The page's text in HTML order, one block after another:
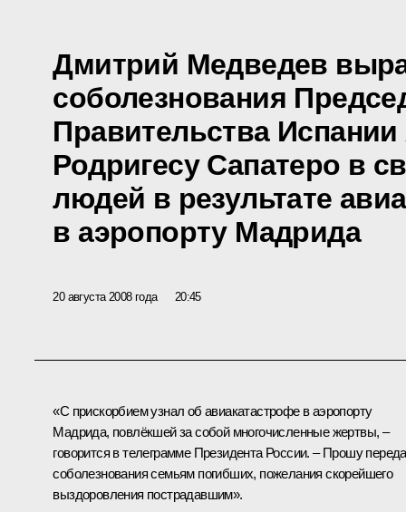
Дмитрий Медведев
соболезнования
Правительства
Родригесу Сапатеро в
людей в результате
в аэропорту Мадрида
20 августа 2008 года 20:45
«С прискорбием узнал об авиакатастрофе в аэропорту
Мадрида, повлёкшей за собой многочисленные жертвы, –
говорится в телеграмме Президента России. – Прошу
соболезнования семьям погибших, пожелания скорейшего
выздоровления пострадавшим».